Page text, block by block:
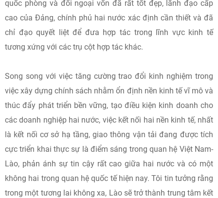
quốc phòng và đối ngoại vốn đã rất tốt đẹp, lãnh đạo cấp
cao của Đảng, chính phủ hai nước xác định cần thiết và đã
chỉ đạo quyết liệt để đưa hợp tác trong lĩnh vực kinh tế
tương xứng với các trụ cột hợp tác khác.
Song song với việc tăng cường trao đổi kinh nghiệm trong
việc xây dựng chính sách nhằm ổn định nền kinh tế vĩ mô và
thúc đẩy phát triển bền vững, tạo điều kiện kinh doanh cho
các doanh nghiệp hai nước, việc kết nối hai nền kinh tế, nhất
là kết nối cơ sở hạ tầng, giao thông vận tải đang được tích
cực triển khai thực sự là điểm sáng trong quan hệ Việt Nam-
Lào, phản ánh sự tin cậy rất cao giữa hai nước và có một
không hai trong quan hệ quốc tế hiện nay. Tôi tin tưởng rằng
trong một tương lai không xa, Lào sẽ trở thành trung tâm kết